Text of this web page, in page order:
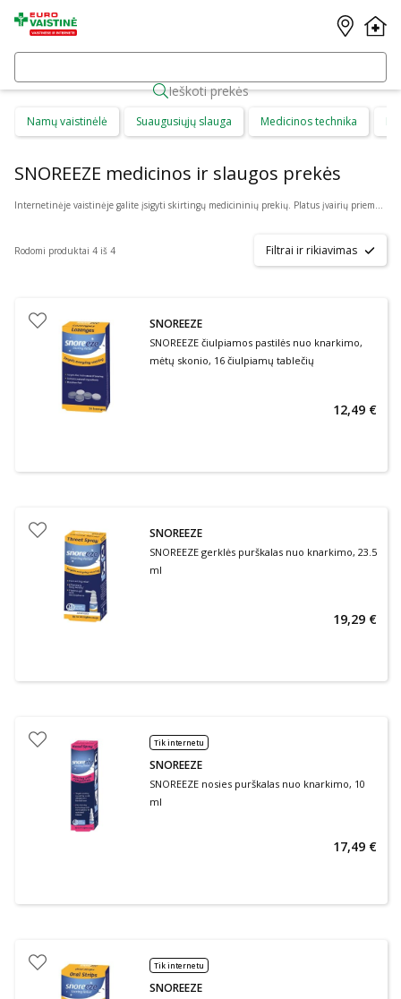
Ieškoti prekės
Namų vaistinėlė Suaugusiųjų slauga Medicinos technika
SNOREEZE medicinos ir slaugos prekės
Internetinėje vaistinėje galite įsigyti skirtingų medicininių prekių. Platus įvairių priemonių ir technikos pasirinkimas leis visiems pirkėjams lengviau rasti tai, ko jie ieško. Šioje prekių kategorijoje yra daugybė skirtingų medicinos priemonių ir priedų, pradedant specialiais kremais ir pleistrais, baigiant kapsulėmis ar drėkinančiais akių lašais. Jeigu jums sunku apsispręsti, kurie produktai būtų geriausias ar tinkamiausias pasirinkimas, mūsų konsultantai gali jums patarti nuotoliniu būdu: internetu aktyviame pokalbio lange, el. paštu ar telefonu.
Rodomi produktai 4 iš 4 Filtrai ir rikiavimas
SNOREEZE
SNOREEZE čiulpiamos pastilės nuo knarkimo,
mėtų skonio, 16 čiulpiamų tablečių
12,49 €
SNOREEZE
SNOREEZE gerklės purškalas nuo knarkimo, 23.5
ml
19,29 €
Tik internetu
SNOREEZE
SNOREEZE nosies purškalas nuo knarkimo, 10
ml
17,49 €
Tik internetu
SNOREEZE